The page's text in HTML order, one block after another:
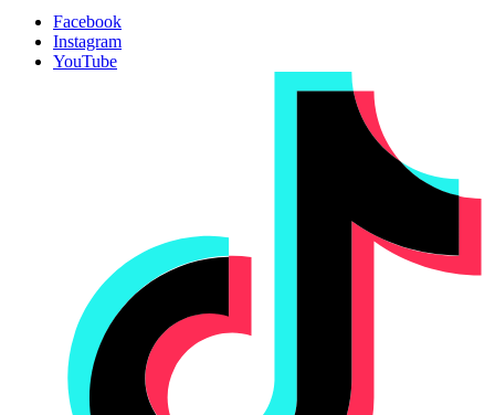
Facebook
Instagram
YouTube